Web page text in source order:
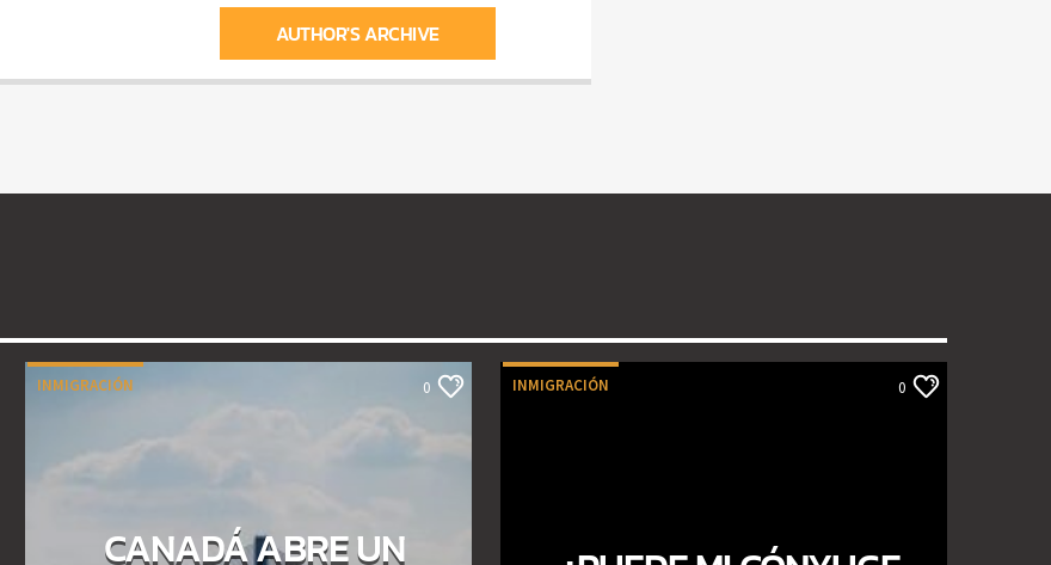
AUTHOR'S ARCHIVE
INMIGRACIÓN 0
CANADÁ ABRE UN
INMIGRACIÓN 0